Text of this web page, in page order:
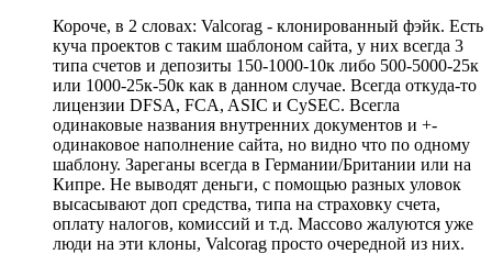
Короче, в 2 словах: Valcorag - клонированный фэйк. Есть
куча проектов с таким шаблоном сайта, у них всегда 3
типа счетов и депозиты 150-1000-10к либо 500-5000-25к
или 1000-25к-50к как в данном случае. Всегда откуда-то
лицензии DFSA, FCA, ASIC и CySEC. Всегла
одинаковые названия внутренних документов и +-
одинаковое наполнение сайта, но видно что по одному
шаблону. Зареганы всегда в Германии/Британии или на
Кипре. Не выводят деньги, с помощью разных уловок
высасывают доп средства, типа на страховку счета,
оплату налогов, комиссий и т.д. Массово жалуются уже
люди на эти клоны, Valcorag просто очередной из них.